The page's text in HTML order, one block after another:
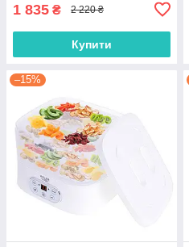
1 835 ₴ 2 220 ₴
Купити
–15%